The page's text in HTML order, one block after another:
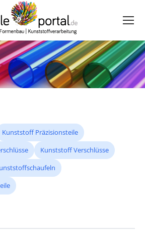
Kunststoff Präzisionsteile
Kunststoff Verschlüsse